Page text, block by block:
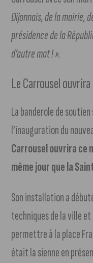
Dijonnais, de la mairie,
présidence de la
d’autre mot ! ».
Le Carrousel
La banderole de
l’inauguration du
Carrousel ouvrira ce
même jour que la
Son installation a
techniques de la ville
permettre à la place
était la sienne en